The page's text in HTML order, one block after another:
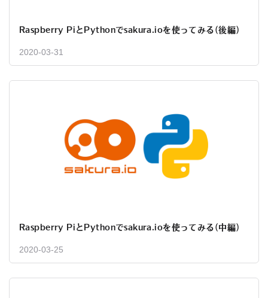
Raspberry PiとPythonでsakura.ioを使ってみる(後編)
2020-03-31
Raspberry PiとPythonでsakura.ioを使ってみる(中編)
2020-03-25